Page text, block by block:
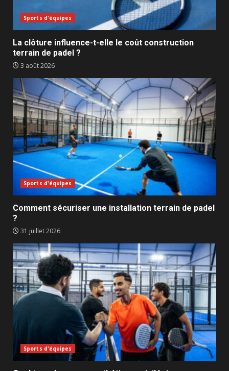
Sports d'équipes
La clôture influence-t-elle le coût construction
terrain de padel ?
3 août 2026
Sports d'équipes
Comment sécuriser une installation terrain de padel
?
31 juillet 2026
Sports d'équipes